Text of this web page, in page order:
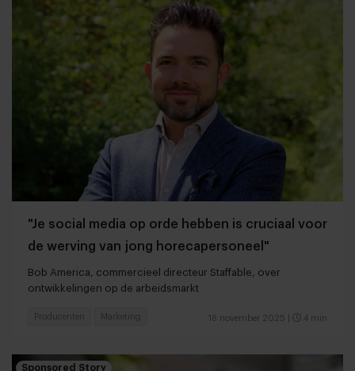
"Je social media op orde hebben is cruciaal voor
de werving van jong horecapersoneel"
Bob America, commercieel directeur Staffable, over
ontwikkelingen op de arbeidsmarkt
18 november 2025 4 min
Producenten Marketing
Sponsored Story